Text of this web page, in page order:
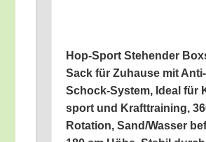
Hop-Sport Ste­hen­der
Sack für Zuhau­se mit Anti-
Schock-Sys­tem, Ide­al für
sport und Kraft­trai­ning,
Rota­ti­on, Sand/​Wasser